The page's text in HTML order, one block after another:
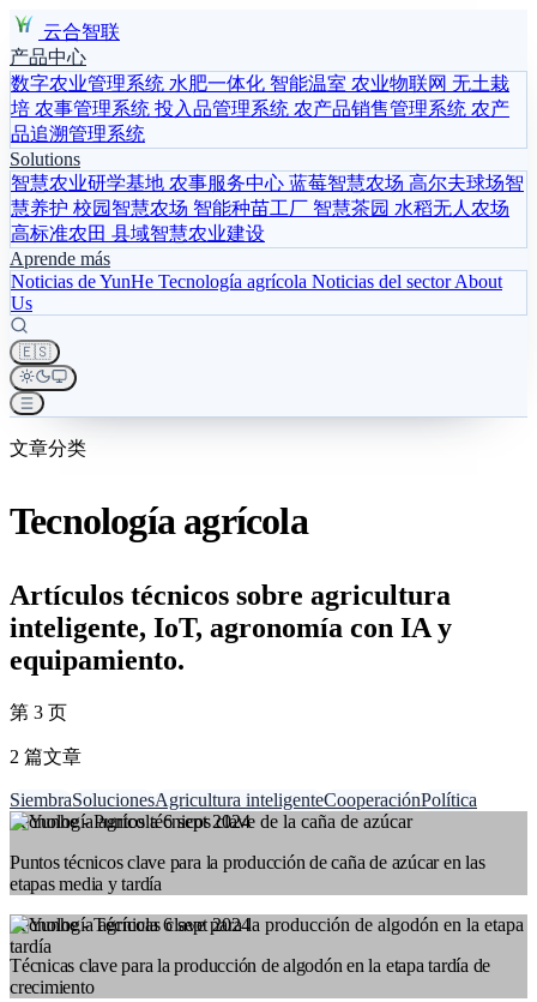
云合智联
产品中心
数字农业管理系统 水肥一体化 智能温室 农业物联网 无土栽
培 农事管理系统 投入品管理系统 农产品销售管理系统 农产
品追溯管理系统
Solutions
智慧农业研学基地 农事服务中心 蓝莓智慧农场 高尔夫球场智
慧养护 校园智慧农场 智能种苗工厂 智慧茶园 水稻无人农场
高标准农田 县域智慧农业建设
Aprende más
Noticias de YunHe Tecnología agrícola Noticias del sectorAbout
Us
🇪🇸
文章分类
Tecnología agrícola
Artículos técnicos sobre agricultura
inteligente, IoT, agronomía con IA y
equipamiento.
第 3 页
2 篇文章
SiembraSolucionesAgricultura inteligenteCooperaciónPolítica
Tecnología agrícola 6 sept 2024
Puntos técnicos clave para la producción de caña de azúcar en las
etapas media y tardía
Tecnología agrícola 6 sept 2024
Técnicas clave para la producción de algodón en la etapa tardía de
crecimiento